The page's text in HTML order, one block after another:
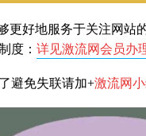
更好地服务于关注网站
度： 详见激流网会员办
避免失联请加+激流网